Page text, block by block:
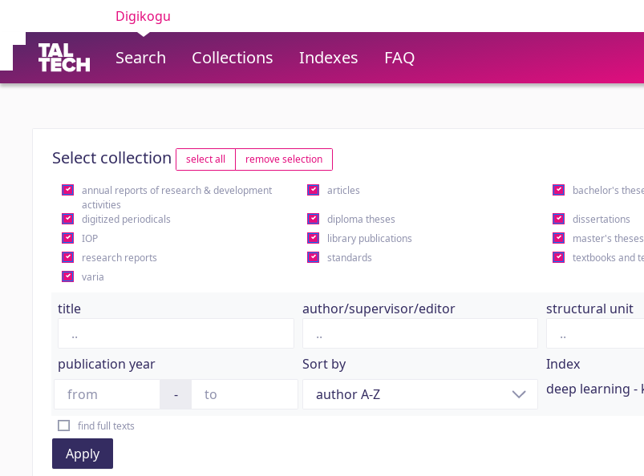
Digikogu
Search Collections Indexes FAQ
Select collection select all remove selection
annual reports of research & development
activities
articles bachelor's
digitized periodicals diploma theses dissertations
IOP
library publications master's theses
research reports
standards textbooks and
varia
title author/supervisor/editor structural unit
publication year
-
Sort by
Index
deep learning -
find full texts
Apply